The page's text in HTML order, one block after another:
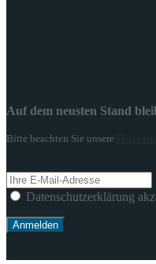
Auf dem neusten Stand
Bitte beachten Sie unsere
Datenschutzerklärung